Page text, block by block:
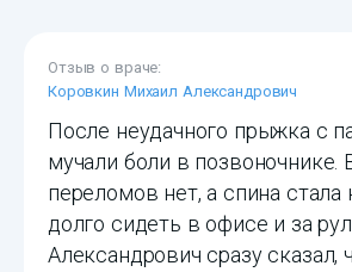
Отзыв о враче:
Коровкин Михаил Александрович
После неудачного прыжка с
мучали боли в позвоночнике.
переломов нет, а спина стала
долго сидеть в офисе и за
Александрович сразу сказал,